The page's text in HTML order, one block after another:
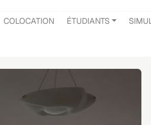
COLOCATION ÉTUDIANTS